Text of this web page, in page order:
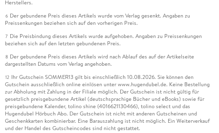
Herstellers.
6 Der gebundene Preis dieses Artikels wurde vom Verlag gesenkt. Angaben zu
Preissenkungen beziehen sich auf den vorherigen Preis.
7 Die Preisbindung dieses Artikels wurde aufgehoben. Angaben zu Preissenkungen
beziehen sich auf den letzten gebundenen Preis.
8 Der gebundene Preis dieses Artikels wird nach Ablauf des auf der Artikelseite
dargestellten Datums vom Verlag angehoben.
12 Ihr Gutschein SOMMER13 gilt bis einschließlich 10.08.2026. Sie können den
Gutschein ausschließlich online einlösen unter www.hugendubel.de. Keine Bestellung
zur Abholung mit Zahlung in der Filiale möglich. Der Gutschein ist nicht gültig für
gesetzlich preisgebundene Artikel (deutschsprachige Bücher und eBooks) sowie für
preisgebundene Kalender, tolino shine (4016621130466), tolino select und das
Hugendubel Hörbuch Abo. Der Gutschein ist nicht mit anderen Gutscheinen und
Geschenkkarten kombinierbar. Eine Barauszahlung ist nicht möglich. Ein Weiterverkauf
und der Handel des Gutscheincodes sind nicht gestattet.